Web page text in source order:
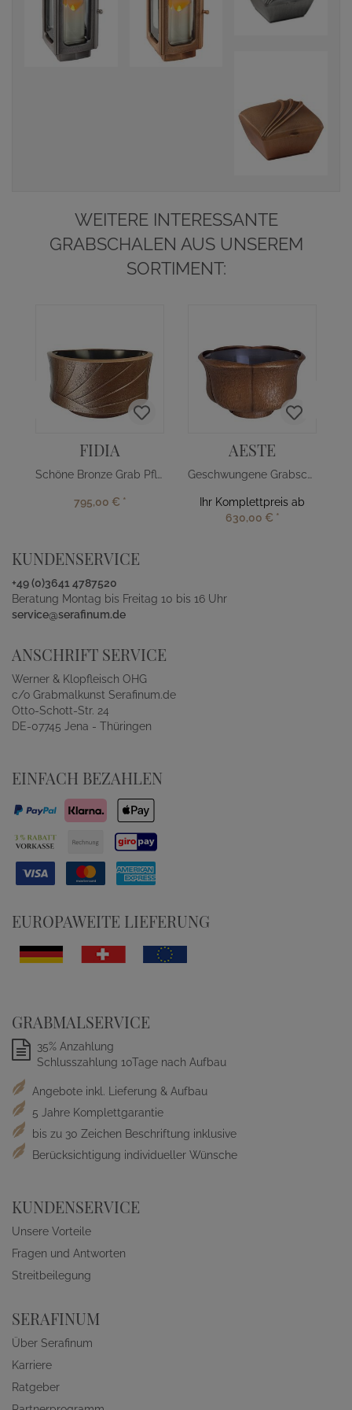
WEITERE INTERESSANTE
GRABSCHALEN AUS UNSEREM
SORTIMENT:
FIDIA
Schöne Bronze Grab Pflanzschale
795,00 € *
AESTE
Geschwungene Grabschale Bronze
Ihr Komplettpreis ab
630,00 € *
KUNDENSERVICE
+49 (0)3641 4787520
Beratung Montag bis Freitag 10 bis 16 Uhr
service@serafinum.de
ANSCHRIFT SERVICE
Werner & Klopfleisch OHG
c/o Grabmalkunst Serafinum.de
Otto-Schott-Str. 24
DE-07745 Jena - Thüringen
EINFACH BEZAHLEN
EUROPAWEITE LIEFERUNG
GRABMALSERVICE
35% Anzahlung
Schlusszahlung 10Tage nach Aufbau
Angebote inkl. Lieferung & Aufbau
5 Jahre Komplettgarantie
bis zu 30 Zeichen Beschriftung inklusive
Berücksichtigung individueller Wünsche
KUNDENSERVICE
Unsere Vorteile
Fragen und Antworten
Streitbeilegung
SERAFINUM
Über Serafinum
Karriere
Ratgeber